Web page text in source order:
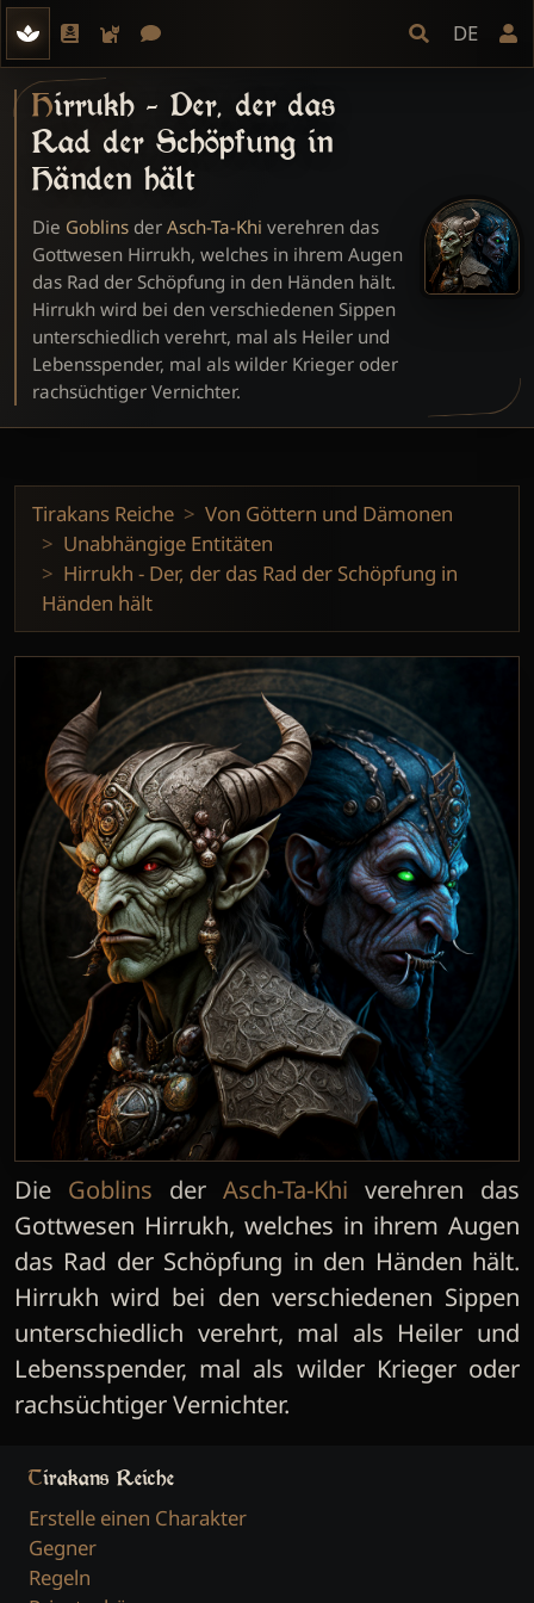
DE
Hirrukh - Der, der das
Rad der Schöpfung in
Händen hält
Die Goblinsder Asch-Ta-Khi verehren das
Gottwesen Hirrukh, welches in ihrem Augen
das Rad der Schöpfung in den Händen hält.
Hirrukh wird bei den verschiedenen Sippen
unterschiedlich verehrt, mal als Heiler und
Lebensspender, mal als wilder Krieger oder
rachsüchtiger Vernichter.
Tirakans Reiche
Von Göttern und Dämonen
Unabhängige Entitäten
Hirrukh - Der, der das Rad der Schöpfung in
Händen hält
Die Goblins der Asch-Ta-Khi verehren das
Gottwesen Hirrukh, welches in ihrem Augen
das Rad der Schöpfung in den Händen hält.
Hirrukh wird bei den verschiedenen Sippen
unterschiedlich verehrt, mal als Heiler und
Lebensspender, mal als wilder Krieger oder
rachsüchtiger Vernichter.
Tirakans Reiche
Erstelle einen Charakter
Gegner
Regeln